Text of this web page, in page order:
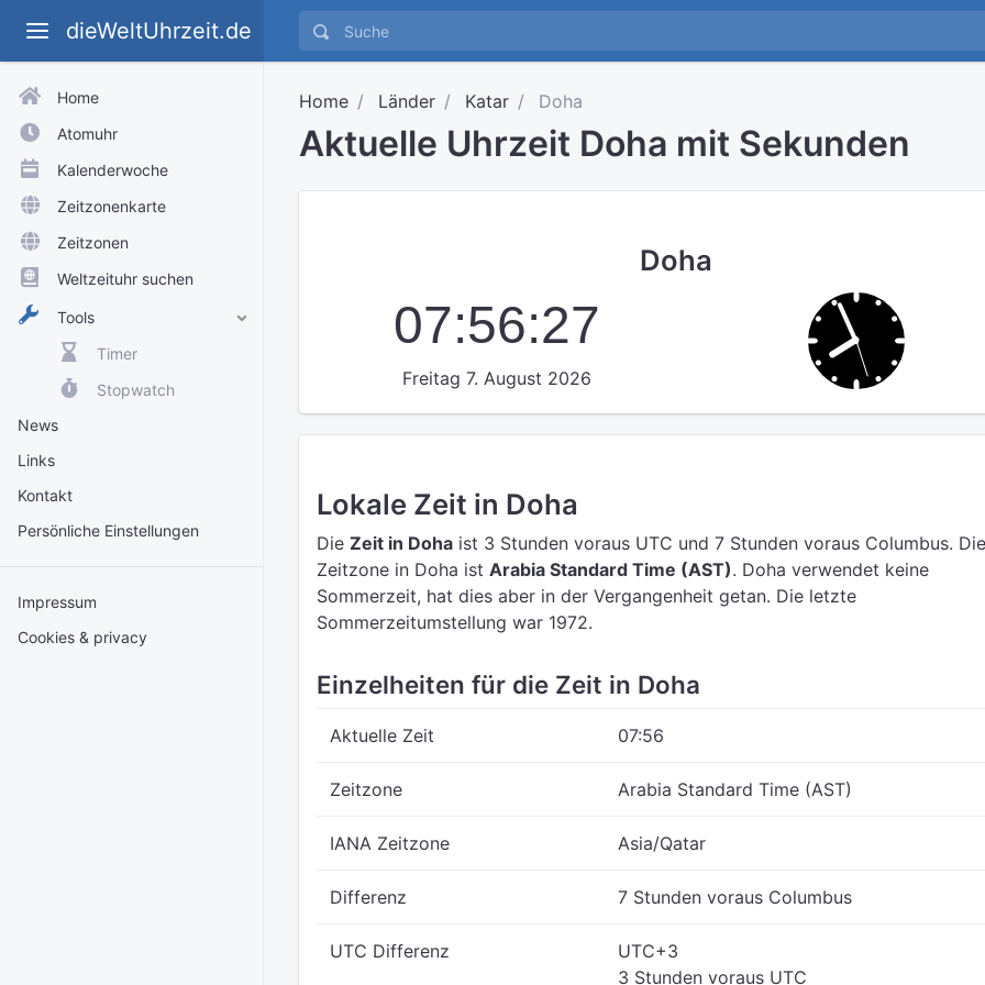
dieWeltUhrzeit.de
Home
Atomuhr
Kalenderwoche
Zeitzonenkarte
Zeitzonen
Weltzeituhr suchen
Tools
Timer
Stopwatch
News
Links
Kontakt
Persönliche Einstellungen
Impressum
Cookies & privacy
Home Länder Katar Doha
Aktuelle Uhrzeit Doha mit Sekunden
Doha
07:56:27
Freitag 7. August 2026
Lokale Zeit in Doha
Die Zeit in Doha ist 3 Stunden voraus UTC und 7 Stunden voraus Columbus. Die
Zeitzone in Doha ist Arabia Standard Time (AST). Doha verwendet keine
Sommerzeit, hat dies aber in der Vergangenheit getan. Die letzte
Sommerzeitumstellung war 1972.
Einzelheiten für die Zeit in Doha
Aktuelle Zeit 07:56
Zeitzone Arabia Standard Time (AST)
IANA Zeitzone Asia/Qatar
Differenz 7 Stunden voraus Columbus
UTC Differenz
UTC+3
3 Stunden voraus UTC